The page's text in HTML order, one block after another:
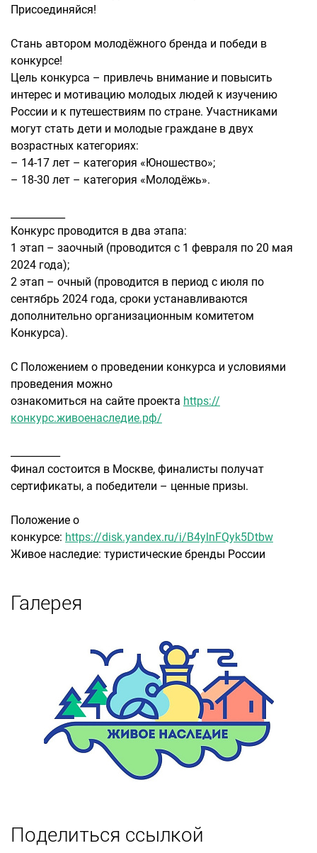
Присоединяйся!
Стань автором молодёжного бренда и победи в
конкурсе!
Цель конкурса – привлечь внимание и повысить
интерес и мотивацию молодых людей к изучению
России и к путешествиям по стране. Участниками
могут стать дети и молодые граждане в двух
возрастных категориях:
– 14-17 лет – категория «Юношество»;
– 18-30 лет – категория «Молодёжь».
Конкурс проводится в два этапа:
1 этап – заочный (проводится с 1 февраля по 20 мая
2024 года);
2 этап – очный (проводится в период с июля по
сентябрь 2024 года, сроки устанавливаются
дополнительно организационным комитетом
Конкурса).
С Положением о проведении конкурса и условиями
проведения можно
ознакомиться на сайте проекта https://
конкурс.живоенаследие.рф/
Финал состоится в Москве, финалисты получат
сертификаты, а победители – ценные призы.
Положение о
конкурсе: https://disk.yandex.ru/i/B4ylnFQyk5Dtbw
Живое наследие: туристические бренды России
Галерея
Поделиться ссылкой